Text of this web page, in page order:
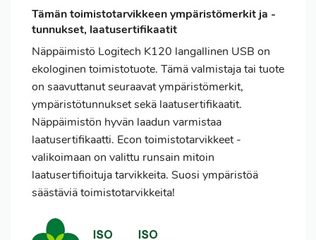
Tämän toimistotarvikkeen ympäristömerkit ja -
tunnukset, laatusertifikaatit
Näppäimistö Logitech K120 langallinen USB on
ekologinen toimistotuote. Tämä valmistaja tai tuote
on saavuttanut seuraavat ympäristömerkit,
ympäristötunnukset sekä laatusertifikaatit.
Näppäimistön hyvän laadun varmistaa
laatusertifikaatti. Econ toimistotarvikkeet -
valikoimaan on valittu runsain mitoin
laatusertifioituja tarvikkeita. Suosi ympäristöä
säästäviä toimistotarvikkeita!